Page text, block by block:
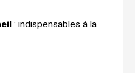
: indispensables à la